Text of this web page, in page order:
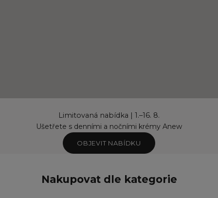
Limitovaná nabídka | 1.–16. 8.
Ušetřete s denními a nočními krémy Anew
OBJEVIT NABÍDKU
Nakupovat dle kategorie